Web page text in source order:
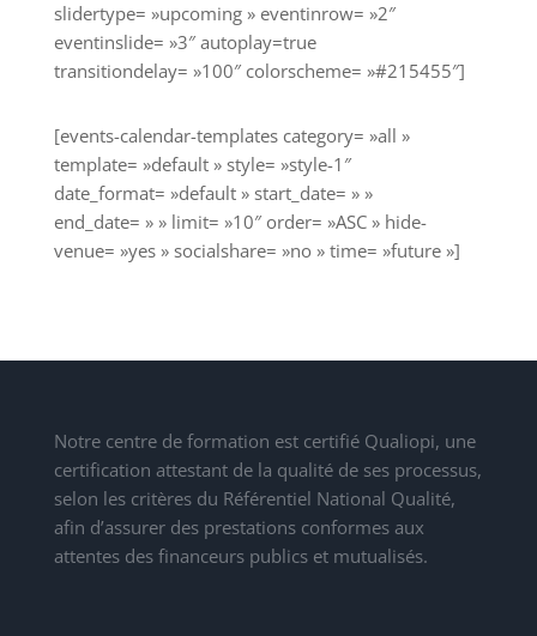
slidertype= »upcoming » eventinrow= »2″
eventinslide= »3″ autoplay=true
transitiondelay= »100″ colorscheme= »#215455″]
[events-calendar-templates category= »all »
template= »default » style= »style-1″
date_format= »default » start_date= » »
end_date= » » limit= »10″ order= »ASC » hide-
venue= »yes » socialshare= »no » time= »future »]
Notre centre de formation est certifié Qualiopi, une
certification attestant de la qualité de ses processus,
selon les critères du Référentiel National Qualité,
afin d’assurer des prestations conformes aux
attentes des financeurs publics et mutualisés.